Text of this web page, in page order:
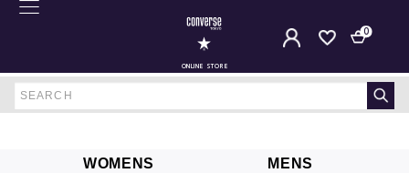
ONLINE STORE
0
WOMENS MENS